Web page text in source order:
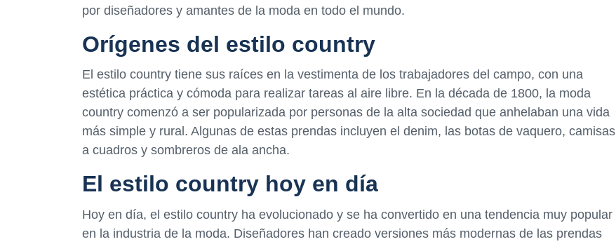
por diseñadores y amantes de la moda en todo el mundo.
Orígenes del estilo country
El estilo country tiene sus raíces en la vestimenta de los trabajadores del campo, con una
estética práctica y cómoda para realizar tareas al aire libre. En la década de 1800, la moda
country comenzó a ser popularizada por personas de la alta sociedad que anhelaban una vida
más simple y rural. Algunas de estas prendas incluyen el denim, las botas de vaquero, camisas
a cuadros y sombreros de ala ancha.
El estilo country hoy en día
Hoy en día, el estilo country ha evolucionado y se ha convertido en una tendencia muy popular
en la industria de la moda. Diseñadores han creado versiones más modernas de las prendas